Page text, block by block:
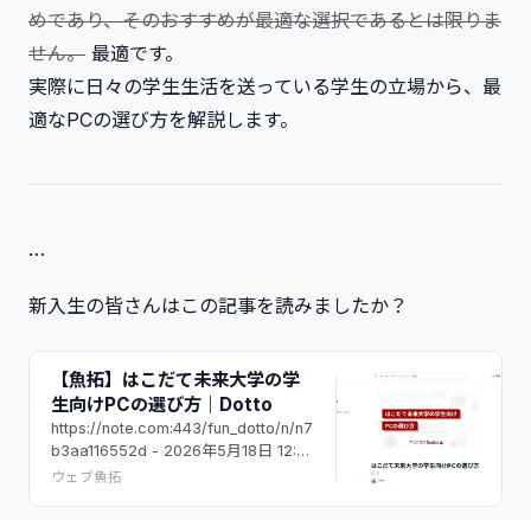
めであり、そのおすすめが最適な選択であるとは限りま
せん。 最適です。
実際に日々の学生生活を送っている学生の立場から、最
適なPCの選び方を解説します。
…
新入生の皆さんはこの記事を読みましたか？
【魚拓】はこだて未来大学の学
生向けPCの選び方｜Dotto
https://note.com:443/fun_dotto/n/n7
b3aa116552d - 2026年5月18日 12:41
- ウェブ魚拓
ウェブ魚拓